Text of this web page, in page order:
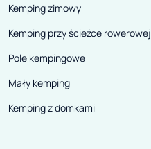
Kemping zimowy
Kemping przy ścieżce rowerowej
Pole kempingowe
Mały kemping
Kemping z domkami